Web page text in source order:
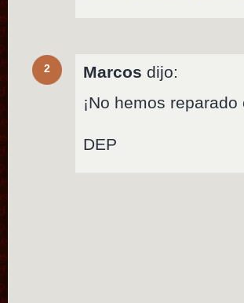
2 Marcos dijo:
¡No hemos reparado
DEP